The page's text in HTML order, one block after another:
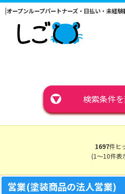
|オープンループパートナーズ・日払い・未経験
▼ 検索条件
1697件ヒ
(1～10件表
営業(塗装商品の法人営業)